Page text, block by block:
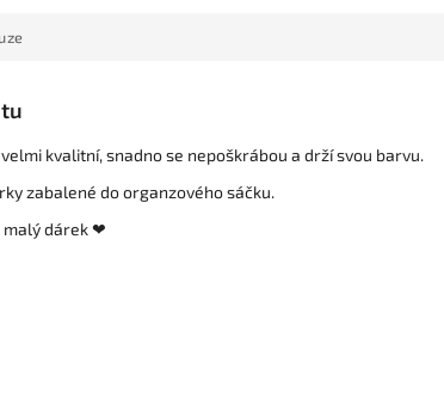
kvalitní, snadno se nepoškrábou a drží svou barvu.
zabalené do organzového sáčku.
malý dárek ❤